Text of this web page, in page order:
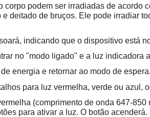
corpo podem ser irradiadas de
deitado de bruços. Ele pode irradiar
indicando que o dispositivo está
no "modo ligado" e a luz indicadora
energia e retornar ao modo de espera.
para luz vermelha, verde ou azul,
(comprimento de onda 647-
para ativar a luz. O botão